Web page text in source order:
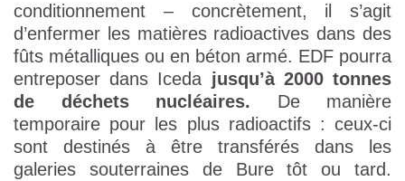
conditionnement – concrètement, il s’agit
d’enfermer les matières radioactives dans des
fûts métalliques ou en béton armé. EDF pourra
entreposer dans Iceda jusqu’à 2000 tonnes
de déchets nucléaires. De manière
temporaire pour les plus radioactifs : ceux-ci
sont destinés à être transférés dans les
galeries souterraines de Bure tôt ou tard.